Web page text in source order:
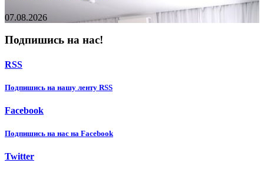
07.08.2026
Подпишись на нас!
RSS
Подпишиcь на нашу ленту RSS
Facebook
Подпишиcь на нас на Facebook
Twitter